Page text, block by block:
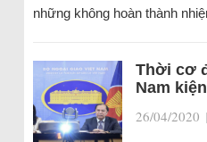
những không hoàn thành
Thời cơ
Nam
26/04/2020 |